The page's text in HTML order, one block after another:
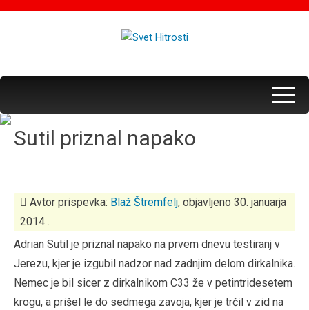
Sutil priznal napako
Avtor prispevka: Blaž Štremfelj, objavljeno 30. januarja
2014 .
Adrian Sutil je priznal napako na prvem dnevu testiranj v
Jerezu, kjer je izgubil nadzor nad zadnjim delom dirkalnika.
Nemec je bil sicer z dirkalnikom C33 že v petintridesetem
krogu, a prišel le do sedmega zavoja, kjer je trčil v zid na